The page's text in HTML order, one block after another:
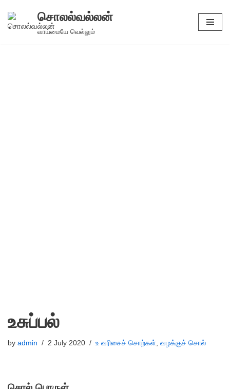
Skip
சொலல்வல்லன்
வாய்மையே வெல்லும்
உசுப்பல்
by admin 2 July 2020 உ வரிசைச் சொற்கள், வழக்குச் சொல்